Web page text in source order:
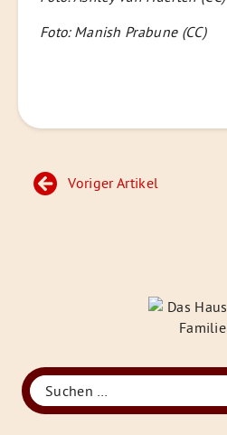
Foto: Manish Prabune (CC)
Beitragsnavigation
Voriger Artikel
Familie
Suche
Suchen
nach: